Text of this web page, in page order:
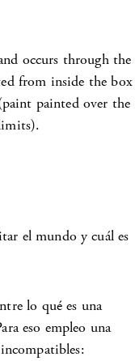
occurs through the
from inside the box
painted over the
el mundo y cuál es
lo qué es una
eso empleo una